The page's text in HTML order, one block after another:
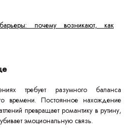
почему возникают, как
требует разумного баланса
времени. Постоянное нахождение
превращает романтику в рутину,
эмоциональную связь.